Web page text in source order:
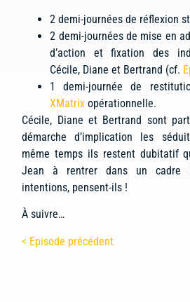
2 demi-journées de réflexion
2 demi-journées de mise en
d’action et fixation des
Cécile, Diane et Bertrand (cf.
1 demi-journée de
XMatrix opérationnelle.
Cécile, Diane et Bertrand sont
démarche d’implication les
même temps ils restent dubitatif
Jean à rentrer dans un cadre
intentions, pensent-ils !
À suivre…
< Episode précédent